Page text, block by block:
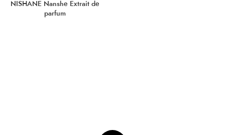
NISHANE Nanshe Extrait de
parfum